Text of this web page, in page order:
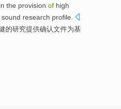
in the provision of high
sound research profile
的研究提供确认文件为基